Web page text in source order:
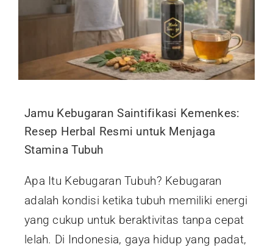
Jamu Kebugaran Saintifikasi Kemenkes:
Resep Herbal Resmi untuk Menjaga
Stamina Tubuh
Apa Itu Kebugaran Tubuh? Kebugaran
adalah kondisi ketika tubuh memiliki energi
yang cukup untuk beraktivitas tanpa cepat
lelah. Di Indonesia, gaya hidup yang padat,